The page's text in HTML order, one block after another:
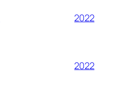
2022
2022